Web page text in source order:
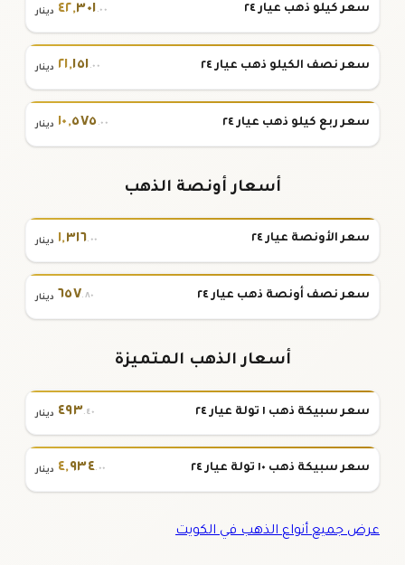
سعر كيلو ذهب عيار ٢٤ ٤٢,٣٠١.٠٠ دينار
سعر نصف الكيلو ذهب عيار ٢٤ ٢١,١٥١.٠٠ دينار
سعر ربع كيلو ذهب عيار ٢٤ ١٠,٥٧٥ .٠٠ دينار
أسعار أونصة الذهب
سعر الأونصة عيار ٢٤ ١,٣١٦.٠٠ دينار
سعر نصف أونصة ذهب عيار ٢٤ ٦٥٧.٨٠ دينار
أسعار الذهب المتميزة
سعر سبيكة ذهب ١ تولة عيار ٢٤ ٤٩٣.٤٠ دينار
سعر سبيكة ذهب ١٠ تولة عيار ٢٤ ٤,٩٣٤.٠٠ دينار
عرض جميع أنواع الذهب في الكويت